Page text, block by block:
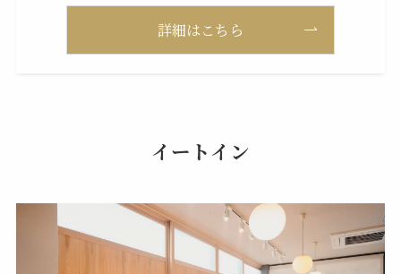
詳細はこちら
イートイン